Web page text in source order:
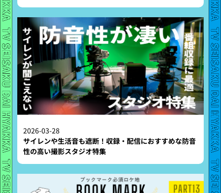
2026-03-28
サイレンや生活音も遮断！収録・配信におすすめな防音
性の高い撮影スタジオ特集